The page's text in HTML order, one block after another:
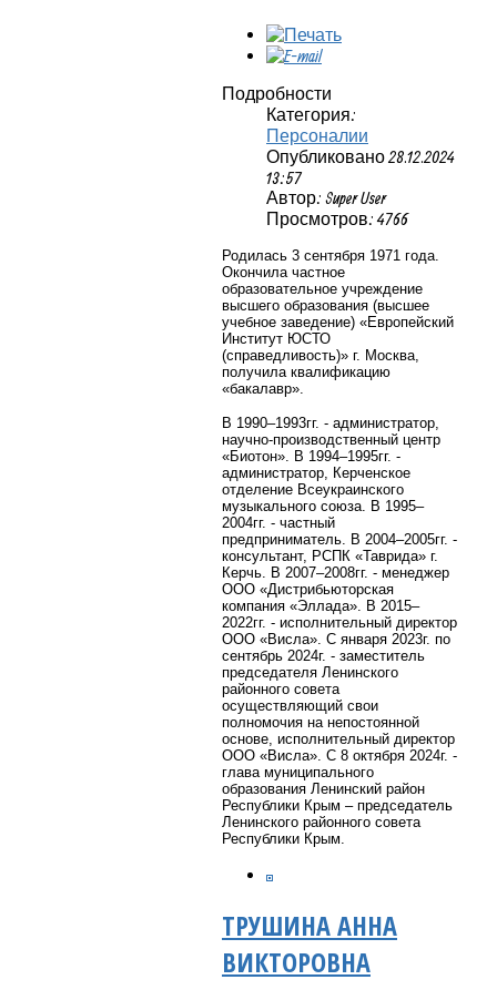
Подробности
Категория:
Персоналии
Опубликовано 28.12.2024
13:57
Автор: Super User
Просмотров: 4766
Родилась 3 сентября 1971 года.
Окончила частное
образовательное учреждение
высшего образования (высшее
учебное заведение) «Европейский
Институт ЮСТО
(справедливость)» г. Москва,
получила квалификацию
«бакалавр».
В 1990–1993гг. - администратор,
научно-производственный центр
«Биотон». В 1994–1995гг. -
администратор, Керченское
отделение Всеукраинского
музыкального союза. В 1995–
2004гг. - частный
предприниматель. В 2004–2005гг. -
консультант, РСПК «Таврида» г.
Керчь. В 2007–2008гг. - менеджер
ООО «Дистрибьюторская
компания «Эллада». В 2015–
2022гг. - исполнительный директор
ООО «Висла». С января 2023г. по
сентябрь 2024г. - заместитель
председателя Ленинского
районного совета
осуществляющий свои
полномочия на непостоянной
основе, исполнительный директор
ООО «Висла». С 8 октября 2024г. -
глава муниципального
образования Ленинский район
Республики Крым – председатель
Ленинского районного совета
Республики Крым.
ТРУШИНА АННА
ВИКТОРОВНА